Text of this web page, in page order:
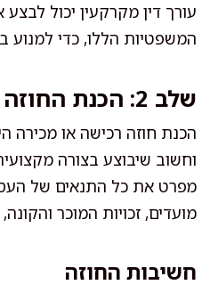
עורך דין מקרקעין יכול
המשפטיות הללו, כדי למנוע
שלב 2: הכנת החוזה
הכנת חוזה רכישה או מכירה
וחשוב שיבוצע בצורה
מפרט את כל התנאים של
מועדים, זכויות המוכר
חשיבות החוזה